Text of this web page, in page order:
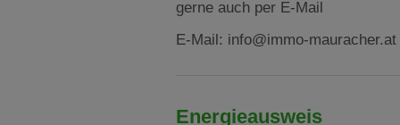
gerne auch per E-Mail
E-Mail: info@immo-mauracher.at
Energieausweis